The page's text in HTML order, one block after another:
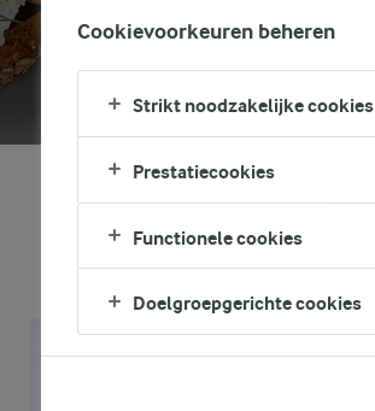
Cookievoorkeuren beheren
Strikt noodzakelijke cookies
Prestatiecookies
Functionele cookies
Doelgroepgerichte cookies